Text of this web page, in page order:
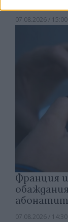
07.08.2026 / 15:00
Франция
07.08.2026 / 14:30